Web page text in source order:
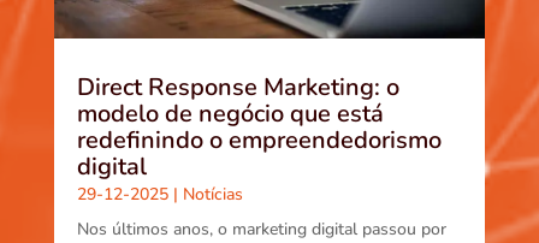
Direct Response Marketing: o
modelo de negócio que está
redefinindo o empreendedorismo
digital
29-12-2025| Notícias
Nos últimos anos, o marketing digital passou por